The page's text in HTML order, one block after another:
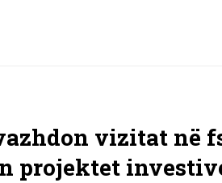
vizitat në
projektet